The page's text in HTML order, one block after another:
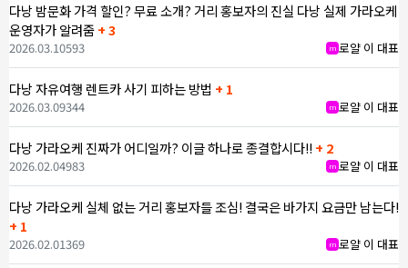
다낭 밤문화 가격 할인? 무료 소개? 거리 홍보자의 진실 다낭 실제 가라오케
운영자가 알려줌+ 3
m 로얄 이 대표
2026.03.10593
다낭 자유여행 렌트카 사기 피하는 방법 + 1
m 로얄 이 대표
2026.03.09344
다낭 가라오케 진짜가 어디일까? 이글 하나로 종결합시다!! + 2
m 로얄 이 대표
2026.02.04983
다낭 가라오케 실체 없는 거리 홍보자들 조심! 결국은 바가지 요금만 남는다!
+ 1
m 로얄 이 대표
2026.02.01369